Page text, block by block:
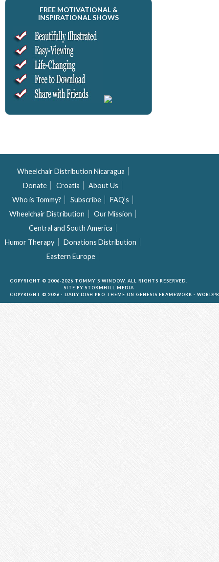
FREE MOTIVATIONAL &
INSPIRATIONAL SHOWS
Wheelchair Distribution Nicaragua
Donate
Croatia
About Us
Who is Tommy?
Subscribe
FAQ’s
Wheelchair Distribution
Our Mission
Central and South America
Humor Therapy
Donations Distribution
Eastern Europe
COPYRIGHT © 2006-2026 TOMMY'S WINDOW. ALL RIGHTS RESERVED.
SITE BY STORMHILL MEDIA
COPYRIGHT © 2026 · DAILY DISH PRO THEME ON GENESIS FRAMEWORK ·